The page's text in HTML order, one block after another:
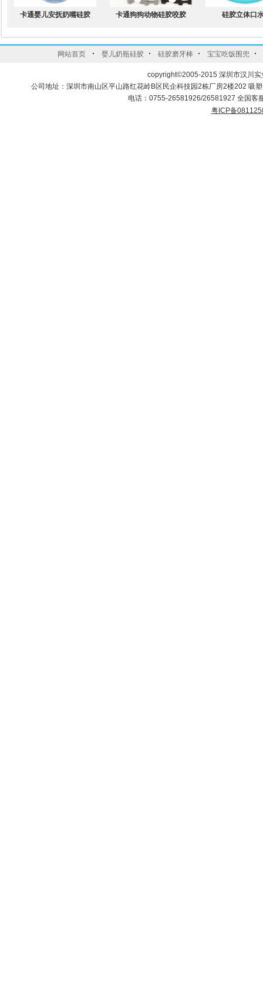
卡通婴儿安抚奶嘴硅胶 卡通狗狗动物硅胶咬胶 硅胶立体口
网站首页 · 婴儿奶瓶硅胶 · 硅胶磨牙棒 · 宝宝吃饭围兜 ·
copyright©2005-2015 深圳市汉川
公司地址：深圳市南山区平山路红花岭B区民企科技园2栋厂房2楼202 吸
电话：0755-26581926/26581927 全国客
粤ICP备